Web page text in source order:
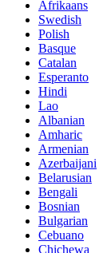
Afrikaans
Swedish
Polish
Basque
Catalan
Esperanto
Hindi
Lao
Albanian
Amharic
Armenian
Azerbaijani
Belarusian
Bengali
Bosnian
Bulgarian
Cebuano
Chichewa